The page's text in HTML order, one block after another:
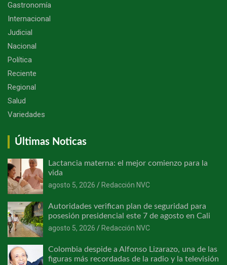
Gastronomía
Internacional
Judicial
Nacional
Política
Reciente
Regional
Salud
Variedades
Últimas Noticas
Lactancia materna: el mejor comienzo para la
vida
agosto 5, 2026
Redacción NVC
Autoridades verifican plan de seguridad para
posesión presidencial este 7 de agosto en Cali
agosto 5, 2026
Redacción NVC
Colombia despide a Alfonso Lizarazo, una de las
figuras más recordadas de la radio y la televisión